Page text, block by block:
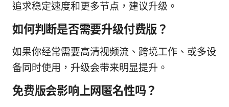
追求稳定速度和更多节点，建议升级。
如何判断是否需要升级付费版？
如果你经常需要高清视频流、跨境工作、或多设
备同时使用，升级会带来明显提升。
免费版会影响上网匿名性吗？